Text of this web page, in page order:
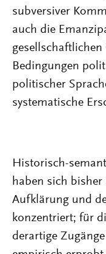
subversiver
auch die
Bedingungen
politischer
systematische
Historisch-
haben sich bisher
Aufklärung und
konzentriert; für
derartige